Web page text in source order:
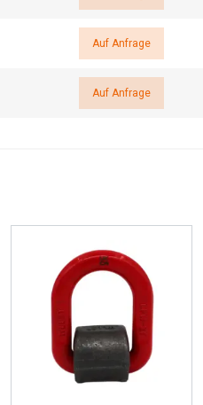
Auf Anfrage
Auf Anfrage